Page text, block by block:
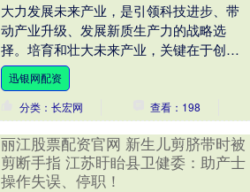
大力发展未来产业，是引领科技进步、带
动产业升级、发展新质生产力的战略选
择。培育和壮大未来产业，关键在于创新
人才。如何紧抓新一轮科技革命和产业变
革机遇，建立未来产....
迅银网配资
分类：长宏网
查看：198
丽江股票配资官网 新生儿剪脐带时被
剪断手指 江苏盱眙县卫健委：助产士
操作失误、停职！